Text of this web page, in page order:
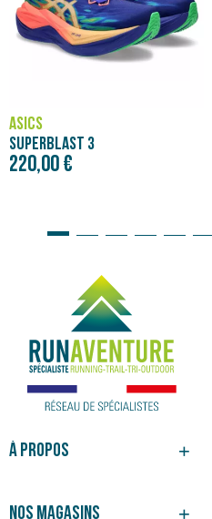
ASICS
SUPERBLAST 3
220,00 €
À propos
NOS MAGASINS
Nos magasins